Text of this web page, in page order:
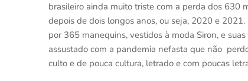
brasileiro ainda muito triste com a perda dos 630
depois de dois longos anos, ou seja, 2020 e
por 365 manequins, vestidos à moda Siron, e
assustado com a pandemia nefasta que não
culto e de pouca cultura, letrado e com poucas